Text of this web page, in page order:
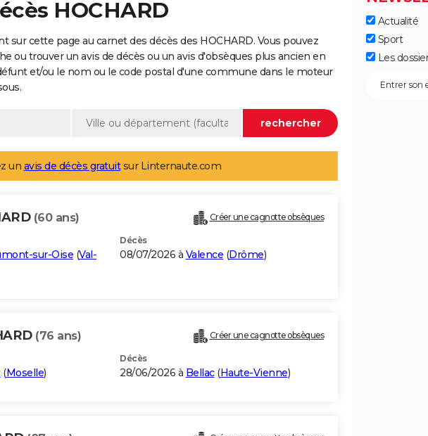
HOCHARD
sur cette page au carnet des décès des HOCHARD. Vous pouvez
ou trouver un avis de décès ou un avis d'obsèques plus ancien en
et/ou le nom ou le code postal d'une commune dans le moteur
un avis de décès gratuitsur Linternaute.com
(60 ans) Créer une cagnotte obsèques
sur-Oise (Val-
Décès
08/07/2026 à Valence (Drôme)
(76 ans) Créer une cagnotte obsèques
(Moselle)
Décès
28/06/2026 à Bellac(Haute-Vienne)
Actualité
Sport
Les